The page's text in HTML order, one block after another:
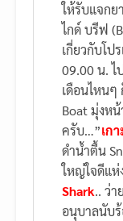
ให้รับแจกย
ไกด์ บรีฟ
เกี่ยวกับโป
09.00 น. ไ
เดือนไหนๆ
Boat มุ่งหน้
ครับ…”เก
ดำน้ำตื้น
ใหญ่ใจดีแห่
Shark.. ว่
อนุบาลนับ